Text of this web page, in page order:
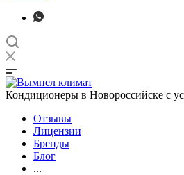
Кондиционеры в Новороссийске с
Отзывы
Лицензии
Бренды
Блог
...